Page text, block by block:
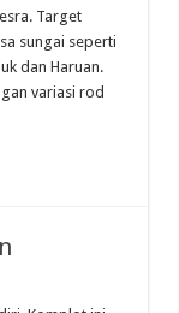
Target
sungai seperti
dan Haruan.
variasi rod